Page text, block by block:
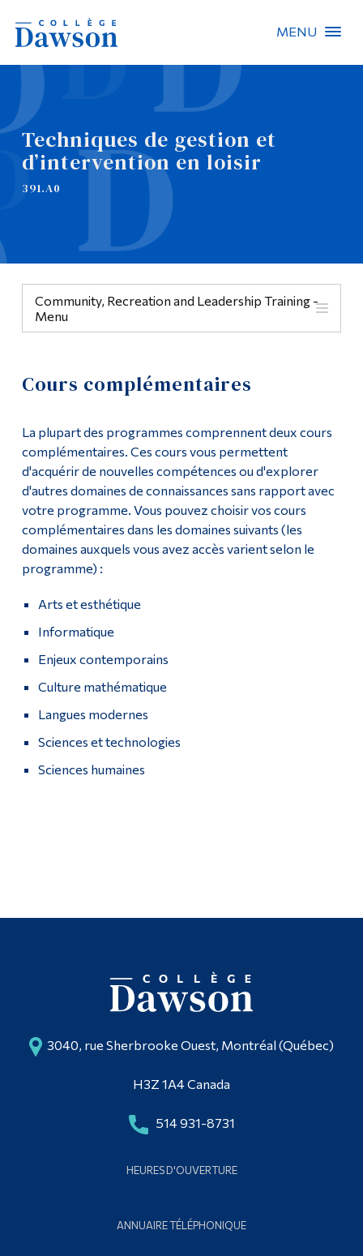
MENU
Techniques de gestion et
d’intervention en loisir
391.A0
Community, Recreation and Leadership Training -
Menu
Demande d'admission
Cours
Liste de cours
Enseignement général
Cours complémentaires
Politiques du programme
Contact
Poursuivre la lecture
Cours complémentaires
La plupart des programmes comprennent deux cours
complémentaires. Ces cours vous permettent
d'acquérir de nouvelles compétences ou d'explorer
d'autres domaines de connaissances sans rapport avec
votre programme. Vous pouvez choisir vos cours
complémentaires dans les domaines suivants (les
domaines auxquels vous avez accès varient selon le
programme) :
Arts et esthétique
Informatique
Enjeux contemporains
Culture mathématique
Langues modernes
Sciences et technologies
Sciences humaines
3040, rue Sherbrooke Ouest, Montréal (Québec)
H3Z 1A4 Canada
514 931-8731
HEURES D'OUVERTURE
ANNUAIRE TÉLÉPHONIQUE
Recherche sur le site
Recherche de personnes
EN
Omnivox
Liens rapides
Contact
Outils
Menu principal
Programmes
Admissions